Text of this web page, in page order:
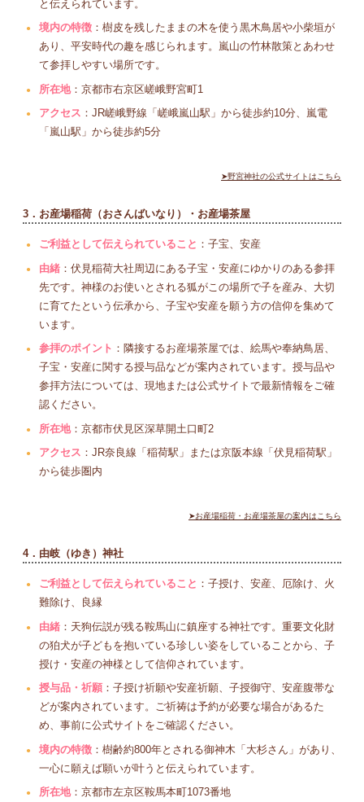
と伝えられています。
境内の特徴：樹皮を残したままの木を使う黒木鳥居や小柴垣が
あり、平安時代の趣を感じられます。嵐山の竹林散策とあわせ
て参拝しやすい場所です。
所在地：京都市右京区嵯峨野宮町1
アクセス ：JR嵯峨野線「嵯峨嵐山駅」から徒歩約10分、嵐電
「嵐山駅」から徒歩約5分
➤野宮神社の公式サイトはこちら
3．お産場稲荷（おさんばいなり）・お産場茶屋
ご利益として伝えられていること ：子宝、安産
由緒：伏見稲荷大社周辺にある子宝・安産にゆかりのある参拝
先です。神様のお使いとされる狐がこの場所で子を産み、大切
に育てたという伝承から、子宝や安産を願う方の信仰を集めて
います。
参拝のポイント ：隣接するお産場茶屋では、絵馬や奉納鳥居、
子宝・安産に関する授与品などが案内されています。授与品や
参拝方法については、現地または公式サイトで最新情報をご確
認ください。
所在地：京都市伏見区深草開土口町2
アクセス ：JR奈良線「稲荷駅」または京阪本線「伏見稲荷駅」
から徒歩圏内
➤お産場稲荷・お産場茶屋の案内はこちら
4．由岐（ゆき）神社
ご利益として伝えられていること ：子授け、安産、厄除け、火
難除け、良縁
由緒：天狗伝説が残る鞍馬山に鎮座する神社です。重要文化財
の狛犬が子どもを抱いている珍しい姿をしていることから、子
授け・安産の神様として信仰されています。
授与品・祈願：子授け祈願や安産祈願、子授御守、安産腹帯な
どが案内されています。ご祈祷は予約が必要な場合があるた
め、事前に公式サイトをご確認ください。
境内の特徴：樹齢約800年とされる御神木「大杉さん」があり、
一心に願えば願いが叶うと伝えられています。
所在地：京都市左京区鞍馬本町1073番地